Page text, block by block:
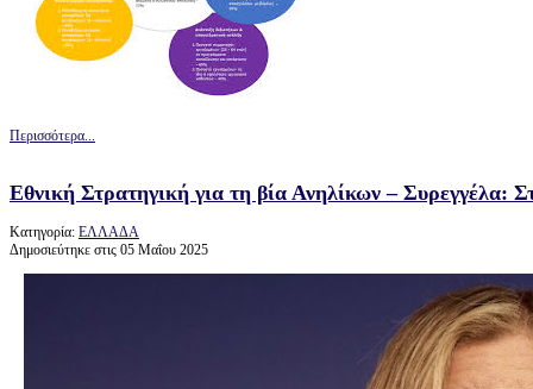
Περισσότερα...
Εθνική Στρατηγική για τη βία Ανηλίκων – Συρεγγέλα:
Κατηγορία: ΕΛΛΑΔΑ
Δημοσιεύτηκε στις 05 Μαΐου 2025